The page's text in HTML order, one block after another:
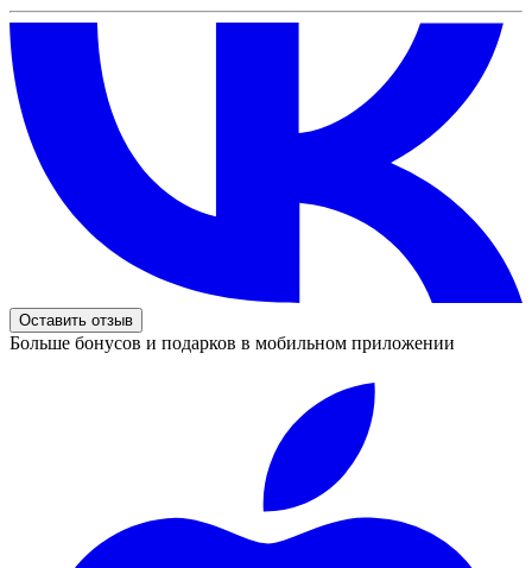
Оставить отзыв
Больше бонусов и подарков в мобильном приложении